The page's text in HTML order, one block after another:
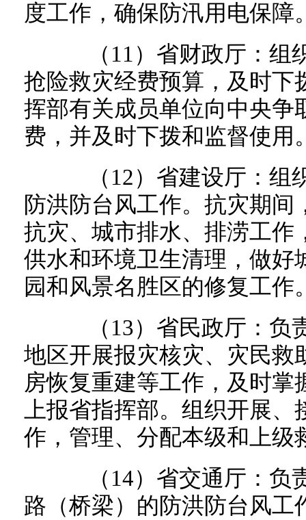
度工作，确保防汛用电保障
（11）省财政厅：组
抢险救灾经费预算，及时下
挥部有关成员单位向中央争
费，并及时下拨和监督使用
（12）省建设厅：组
防洪防台风工作。抗灾期
抗灾、城市排水、排涝工作
供水和环境卫生清理，做好
园和风景名胜区的修复工作
（13）省民政厅：负
地区开展报灾核灾、灾民救
房恢复重建等工作，及时
上报省指挥部。组织开展
作，管理、分配本级和上级
（14）省交通厅：负
路（桥梁）的防洪防台风工